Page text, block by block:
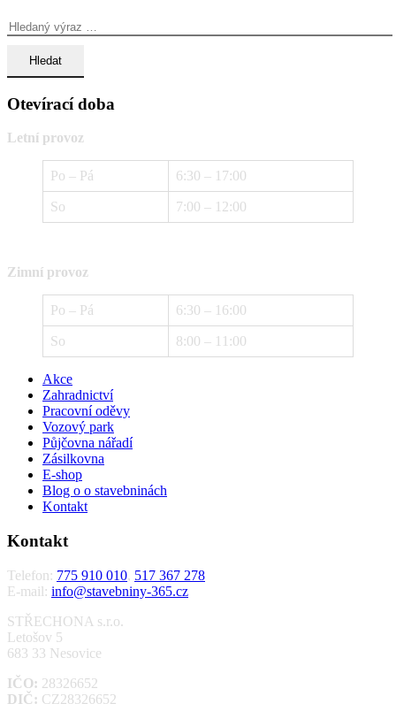
Otevírací doba
Letní provoz
Po – Pá 6:30 – 17:00
So 7:00 – 12:00
Zimní provoz
Po – Pá 6:30 – 16:00
So 8:00 – 11:00
Akce
Zahradnictví
Pracovní oděvy
Vozový park
Půjčovna nářadí
Zásilkovna
E-shop
Blog o o stavebninách
Kontakt
Kontakt
Telefon: 775 910 010, 517 367 278
E-mail: info@stavebniny-365.cz
STŘECHONA s.r.o.
Letošov 5
683 33 Nesovice
IČO: 28326652
DIČ: CZ28326652